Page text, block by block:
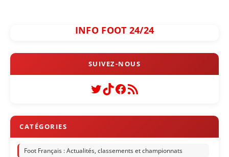
INFO FOOT 24/24
Twitter
TikTok
Facebook
Flux RSS
Foot Français : Actualités, classements et championnats